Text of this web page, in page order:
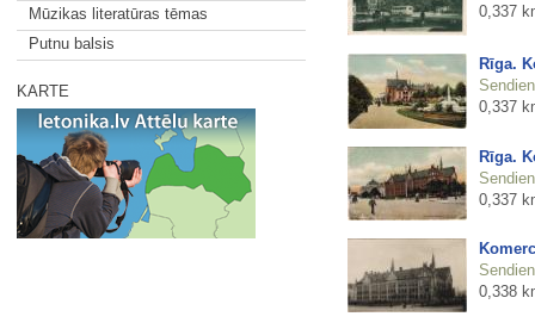
Mūzikas literatūras tēmas
Putnu balsis
KARTE
0,337
Rīga.
0,337
Rīga.
0,337
0,338